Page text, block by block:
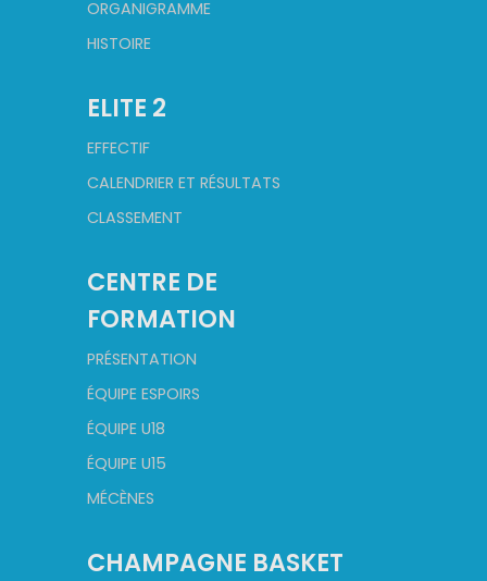
ORGANIGRAMME
HISTOIRE
ELITE 2
EFFECTIF
CALENDRIER ET RÉSULTATS
CLASSEMENT
CENTRE DE
FORMATION
PRÉSENTATION
ÉQUIPE ESPOIRS
ÉQUIPE U18
ÉQUIPE U15
MÉCÈNES
CHAMPAGNE BASKET